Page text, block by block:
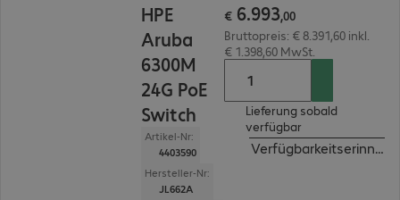
HPE
Aruba
6300M
24G PoE
Switch
Artikel-Nr:
4403590
Hersteller-Nr:
JL662A
€ 6.993,00
Bruttopreis: € 8.391,60 inkl.
€ 1.398,60 MwSt.
Lieferung sobald
verfügbar